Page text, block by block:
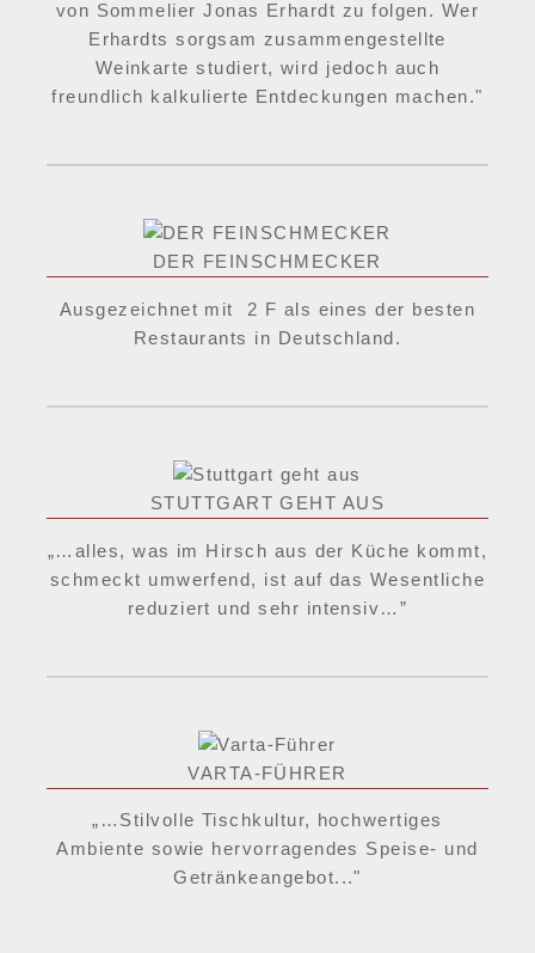
von Sommelier Jonas Erhardt zu folgen. Wer
Erhardts sorgsam zusammengestellte
Weinkarte studiert, wird jedoch auch
freundlich kalkulierte Entdeckungen machen."
DER FEINSCHMECKER
Ausgezeichnet mit 2 F als eines der besten
Restaurants in Deutschland.
STUTTGART GEHT AUS
„…alles, was im Hirsch aus der Küche kommt,
schmeckt umwerfend, ist auf das Wesentliche
reduziert und sehr intensiv…”
VARTA-FÜHRER
„…Stilvolle Tischkultur, hochwertiges
Ambiente sowie hervorragendes Speise- und
Getränkeangebot..."